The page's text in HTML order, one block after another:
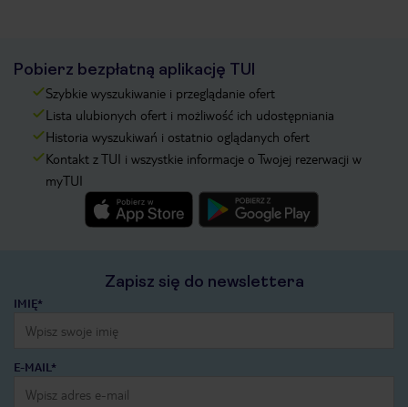
Pobierz bezpłatną aplikację TUI
Szybkie wyszukiwanie i przeglądanie ofert
Lista ulubionych ofert i możliwość ich udostępniania
Historia wyszukiwań i ostatnio oglądanych ofert
Kontakt z TUI i wszystkie informacje o Twojej rezerwacji w
myTUI
Zapisz się do newslettera
IMIĘ*
E-MAIL*